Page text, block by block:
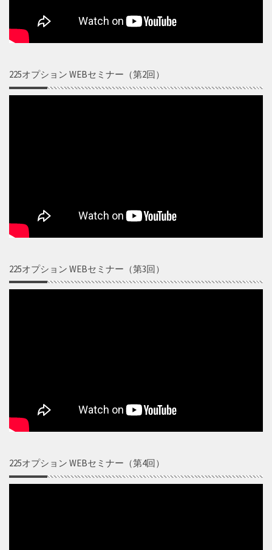
225オプション WEBセミナー（第2回）
225オプション WEBセミナー（第3回）
225オプション WEBセミナー（第4回）